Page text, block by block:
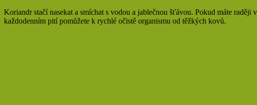
Koriandr stačí nasekat a smíchat s vodou a jablečnou šťávou. Pokud máte
každodenním pití pomůžete k rychlé očistě organismu od těžkých kovů.